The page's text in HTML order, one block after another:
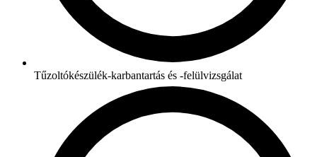
Tűzoltókészülék-karbantartás és -felülvizsgálat